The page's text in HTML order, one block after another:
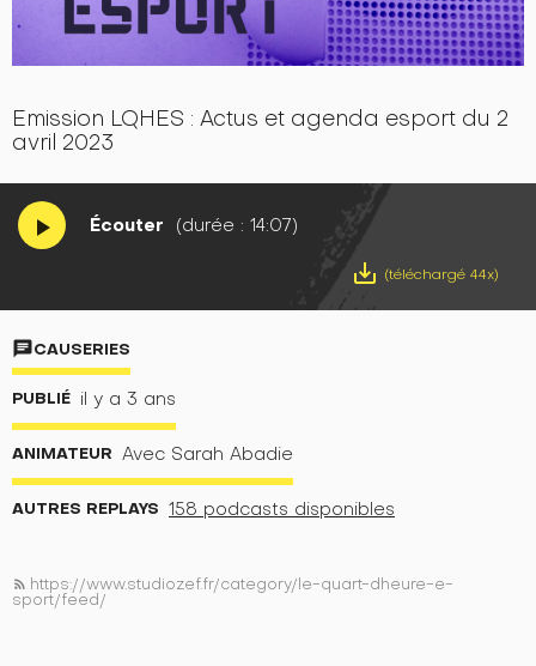
Emission LQHES : Actus et agenda esport du 2
avril 2023
play_arrow Écouter (durée : 14:07)
save_alt (téléchargé 44x)
chatCAUSERIES
PUBLIÉ il y a 3 ans
ANIMATEUR Avec Sarah Abadie
AUTRES REPLAYS 158 podcasts disponibles
rss_feed https://www.studiozef.fr/category/le-quart-dheure-e-
sport/feed/